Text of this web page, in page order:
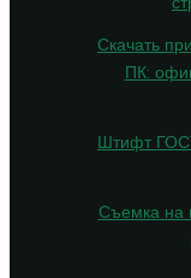
Скачать
ПК:
Штифт
Съемка на